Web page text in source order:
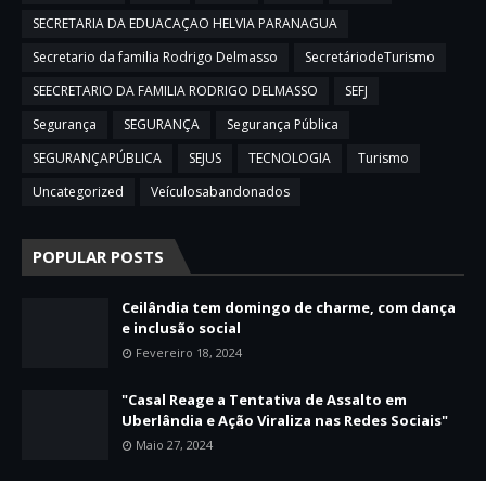
SECRETARIA DA EDUACAÇAO HELVIA PARANAGUA
Secretario da familia Rodrigo Delmasso
SecretáriodeTurismo
SEECRETARIO DA FAMILIA RODRIGO DELMASSO
SEFJ
Segurança
SEGURANÇA
Segurança Pública
SEGURANÇAPÚBLICA
SEJUS TECNOLOGIA
Turismo
Uncategorized
Veículosabandonados
POPULAR POSTS
Ceilândia tem domingo de charme, com dança
e inclusão social
Fevereiro 18, 2024
"Casal Reage a Tentativa de Assalto em
Uberlândia e Ação Viraliza nas Redes Sociais"
Maio 27, 2024